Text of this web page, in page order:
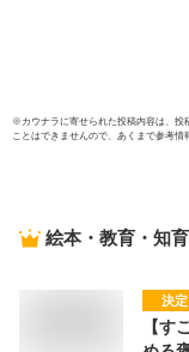
※ カウナラに寄せられた投稿内容は、投
ことはできませんので、あくまで参考情
絵本・教育・知
決定
【す